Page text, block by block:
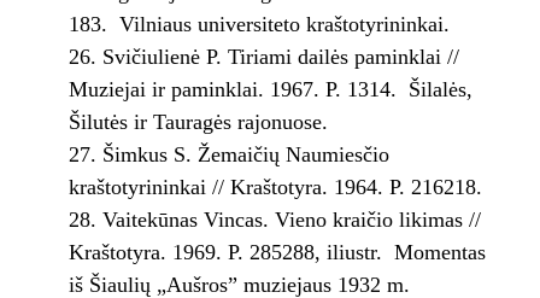
183. ­ Vilniaus universiteto kraštotyrininkai.
Svičiulienė P. Tiriami dailės paminklai //
Muziejai ir paminklai. 1967. P. 13­14. ­ Šilalės,
Šilutės ir Tauragės rajonuose.
Šimkus S. Žemaičių Naumiesčio
kraštotyrininkai // Kraštotyra. 1964. P. 216­218.
Vaitekūnas Vincas. Vieno kraičio likimas //
Kraštotyra. 1969. P. 285­288, iliustr. ­ Momentas
iš Šiaulių „Aušros” muziejaus 1932 m.